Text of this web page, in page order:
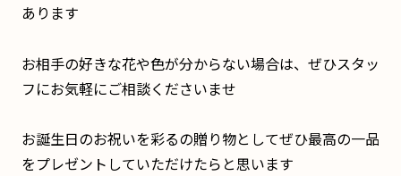
あります
お相手の好きな花や色が分からない場合は、ぜひスタッ
フにお気軽にご相談くださいませ
お誕生日のお祝いを彩るの贈り物としてぜひ最高の一品
をプレゼントしていただけたらと思います